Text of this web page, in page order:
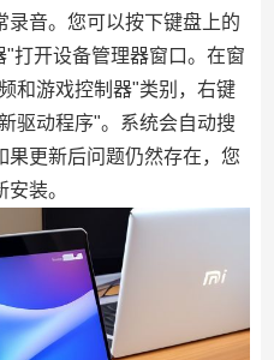
录音。您可以按下键盘上的
打开设备管理器窗口。在窗
和游戏控制器"类别，右键
驱动程序"。系统会自动搜
果更新后问题仍然存在，您
装。